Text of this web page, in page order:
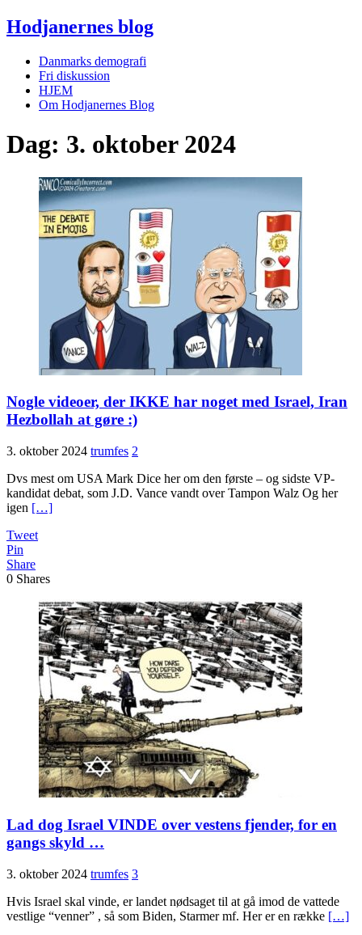
Hodjanernes blog
Danmarks demografi
Fri diskussion
HJEM
Om Hodjanernes Blog
Dag: 3. oktober 2024
Nogle videoer, der IKKE har noget med Israel, Iran
Hezbollah at gøre :)
3. oktober 2024 trumfes 2
Dvs mest om USA Mark Dice her om den første – og sidste VP-
kandidat debat, som J.D. Vance vandt over Tampon Walz Og her
igen […]
Tweet
Pin
Share
0 Shares
Lad dog Israel VINDE over vestens fjender, for en
gangs skyld …
3. oktober 2024 trumfes 3
Hvis Israel skal vinde, er landet nødsaget til at gå imod de vattede
vestlige “venner” , så som Biden, Starmer mf. Her er en række […]